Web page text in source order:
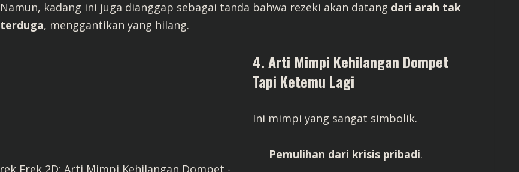
Namun, kadang ini juga dianggap sebagai tanda bahwa rezeki akan datang dari arah tak
terduga, menggantikan yang hilang.
4. Arti Mimpi Kehilangan Dompet
Tapi Ketemu Lagi
Ini mimpi yang sangat simbolik.
Pemulihan dari krisis pribadi.